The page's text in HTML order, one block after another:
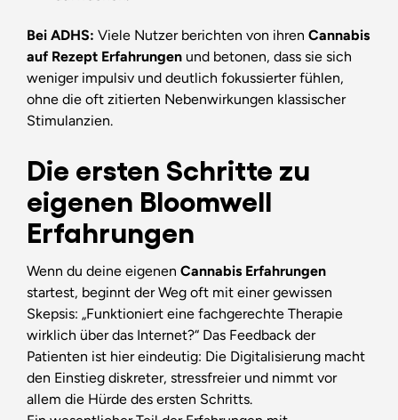
Bei ADHS: Viele Nutzer berichten von ihren Cannabis
auf Rezept Erfahrungenund betonen, dass sie sich
weniger impulsiv und deutlich fokussierter fühlen,
ohne die oft zitierten Nebenwirkungen klassischer
Stimulanzien.
Die ersten Schritte zu
eigenen Bloomwell
Erfahrungen
Wenn du deine eigenen Cannabis Erfahrungen
startest, beginnt der Weg oft mit einer gewissen
Skepsis: „Funktioniert eine fachgerechte Therapie
wirklich über das Internet?“ Das Feedback der
Patienten ist hier eindeutig: Die Digitalisierung macht
den Einstieg diskreter, stressfreier und nimmt vor
allem die Hürde des ersten Schritts.